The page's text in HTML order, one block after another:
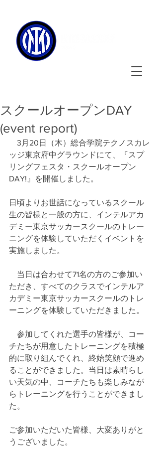
スクールオープンDAY
(event report)
3月20日（木）総合学院テクノスカレ
ッジ東京府中グラウンドにて、『スプ
リングフェスタ・スクールオープン
DAY!』を開催しました。
日頃よりお世話になっているスクール
生の皆様と一般の方に、インテルアカ
デミー東京サッカースクールのトレー
ニングを体験していただくイベントを
実施しました。
当日は合わせて71名の方のご参加い
ただき、すべてのクラスでインテルア
カデミー東京サッカースクールのトレ
ーニングを体験していただきました。
参加してくれた選手の皆様が、コー
チたちが用意したトレーニングを積極
的に取り組んでくれ、終始笑顔で進め
ることができました。当日は素晴らし
い天気の中、コーチたちも楽しみなが
らトレーニングを行うことができまし
た。
ご参加いただいた皆様、大変ありがと
うございました。